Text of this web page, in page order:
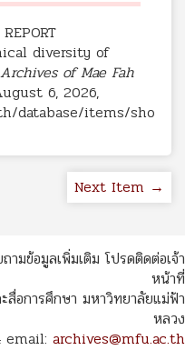
diversity of
Archives of Mae Fah
6, 2026,
database/items/sho
Next Item →
มข้อมูลเพิ่มเติม โปรดติดต่อเจ้า
หน้าที่
อการศึกษา มหาวิทยาลัยแม่ฟ้า
หลวง
email: archives@mfu.ac.th